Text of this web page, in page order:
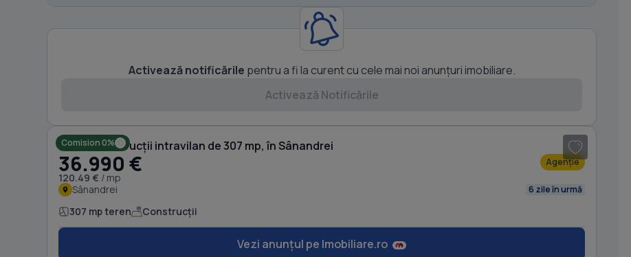
Activează notificările pentru a fi la curent cu cele mai noi anunțuri imobiliare.
Activează Notificările
Comision 0%
Teren Construcții intravilan de 307 mp, în Sânandrei
36.990 €
120.49 € / mp
Agenție
Sânandrei 6 zile în urmă
307 mp teren Construcții
Vezi anunțul pe Imobiliare.ro